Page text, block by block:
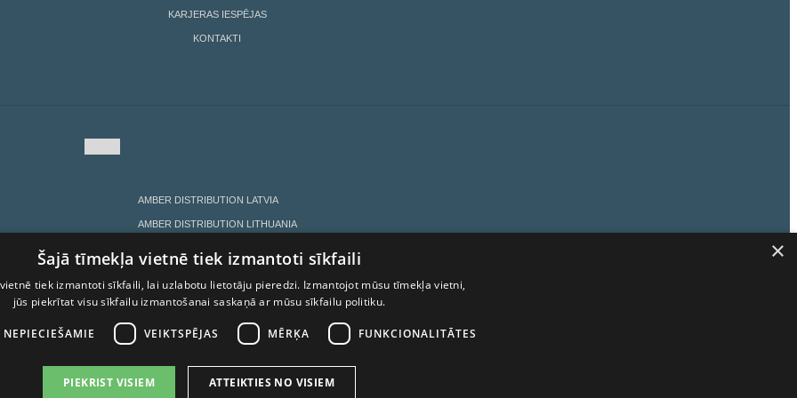
KARJERAS IESPĒJAS
KONTAKTI
AMBER DISTRIBUTION LATVIA
AMBER DISTRIBUTION LITHUANIA
LIETOŠANAS NOTEIKUMI
×
Šajā tīmekļa vietnē tiek izmantoti sīkfaili
tiek izmantoti sīkfaili, lai uzlabotu lietotāju pieredzi. Izmantojot mūsu tīmekļa vietni,
jūs piekrītat visu sīkfailu izmantošanai saskaņā ar mūsu sīkfailu politiku.
VEIKTSPĒJAS MĒRĶA FUNKCIONALITĀTES
PIEKRIST VISIEM ATTEIKTIES NO VISIEM